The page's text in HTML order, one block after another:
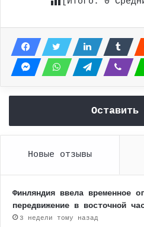
Оставить
Новые отзывы
Финляндия ввела временное
передвижение в восточной
3 недели тому назад